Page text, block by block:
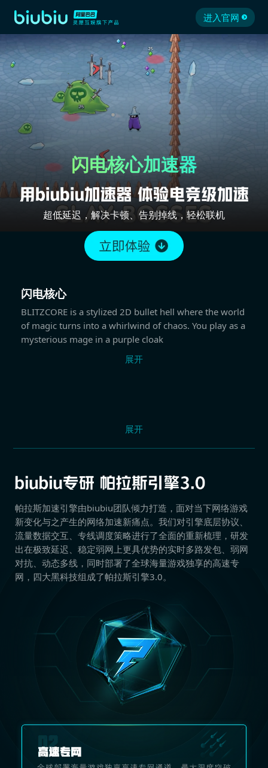
进入官网
闪电核心加速器
超低延迟，解决卡顿、告别掉线，轻松联机
闪电核心
BLITZCORE is a stylized 2D bullet hell where the world
of magic turns into a whirlwind of chaos. You play as a
mysterious mage in a purple cloak
展开
展开
帕拉斯加速引擎由biubiu团队倾力打造，面对当下网络游戏
新变化与之产生的网络加速新痛点。我们对引擎底层协议、
流量数据交互、专线调度策略进行了全面的重新梳理，研发
出在极致延迟、稳定弱网上更具优势的实时多路发包、弱网
对抗、动态多线，同时部署了全球海量游戏独享的高速专
网，四大黑科技组成了帕拉斯引擎3.0。